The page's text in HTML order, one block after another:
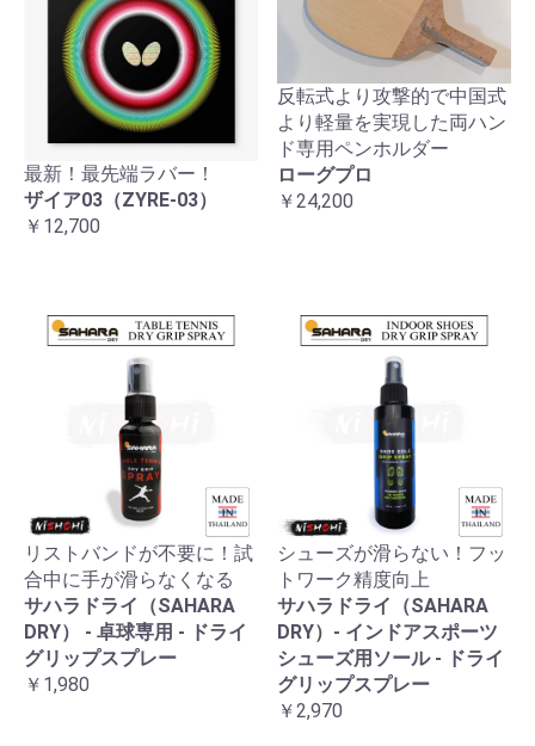
最新！最先端ラバー！
ザイア03（ZYRE-03）
￥12,700
反転式より攻撃的で中国式
より軽量を実現した両ハン
ド専用ペンホルダー
ローグプロ
￥24,200
リストバンドが不要に！試
合中に手が滑らなくなる
サハラドライ（SAHARA
DRY） - 卓球専用 - ドライ
グリップスプレー
￥1,980
シューズが滑らない！フッ
トワーク精度向上
サハラドライ（SAHARA
DRY）- インドアスポーツ
シューズ用ソール - ドライ
グリップスプレー
￥2,970